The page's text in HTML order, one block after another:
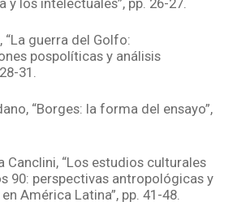
y los intelectuales”, pp. 26-27.
“La guerra del Golfo:
pospolíticas y análisis
31.
“Borges: la forma del ensayo”,
Canclini, “Los estudios culturales
90: perspectivas antropológicas y
América Latina”, pp. 41-48.